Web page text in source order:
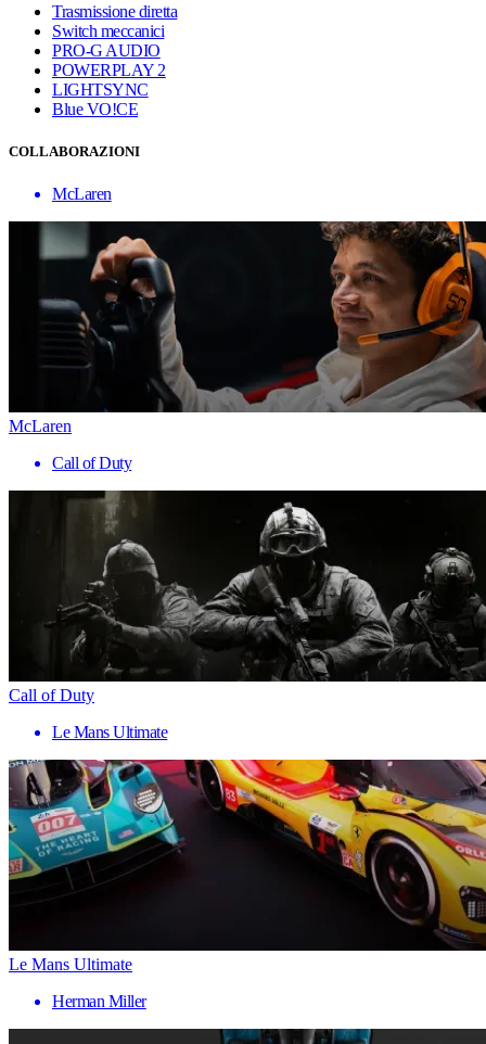
Trasmissione diretta
Switch meccanici
PRO-G AUDIO
POWERPLAY 2
LIGHTSYNC
Blue VO!CE
COLLABORAZIONI
McLaren
McLaren
Call of Duty
Call of Duty
Le Mans Ultimate
Le Mans Ultimate
Herman Miller